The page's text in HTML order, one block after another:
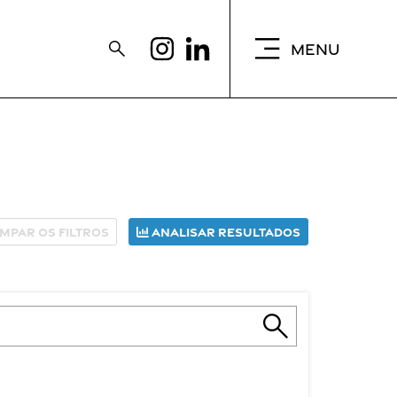
MENU
os filtros Analisar resultados